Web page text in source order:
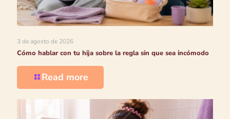
3 de agosto de 2026
Cómo hablar con tu hija sobre la regla sin que sea incómodo
Read more